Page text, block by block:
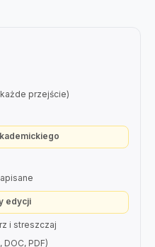
przejście)
edycji
i streszczaj
PDF)